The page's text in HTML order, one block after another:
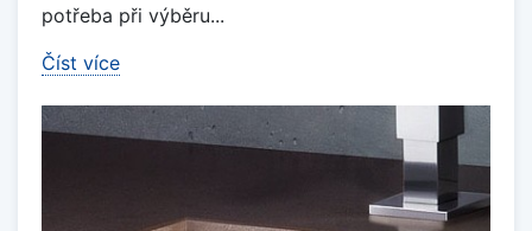
potřeba při výběru...
Číst více